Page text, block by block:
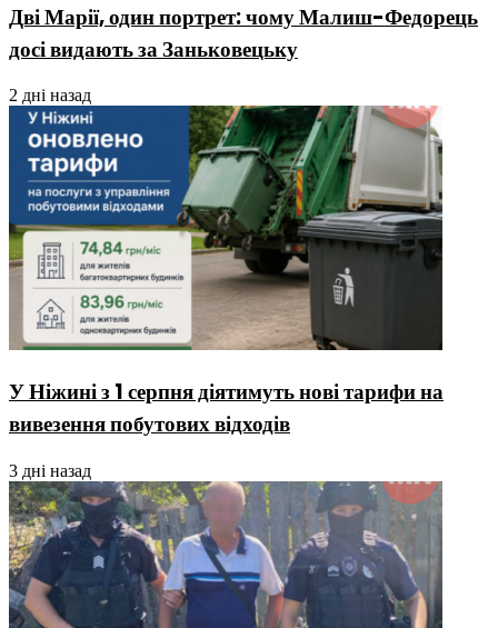
Дві Марії, один портрет: чому Малиш-Федорець
досі видають за Заньковецьку
2 дні назад
У Ніжині з 1 серпня діятимуть нові тарифи на
вивезення побутових відходів
3 дні назад